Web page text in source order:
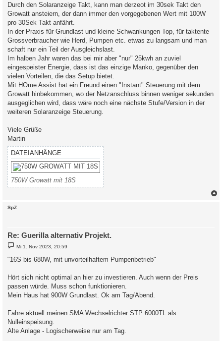
Durch den Solaranzeige Takt, kann man derzeot im 30sek Takt den
Growatt ansteiern, der dann immer den vorgegebenen Wert mit 100W
pro 30Sek Takt anfährt.
In der Praxis für Grundlast und kleine Schwankungen Top, für taktente
Grossverbraucher wie Herd, Pumpen etc. etwas zu langsam und man
schaft nur ein Teil der Ausgleichslast.
Im halben Jahr waren das bei mir aber "nur" 25kwh an zuviel
eingespeister Energie, dass ist das einzige Manko, gegenüber den
vielen Vorteilen, die das Setup bietet.
Mit HOme Assist hat ein Freund einen "Instant" Steuerung mit dem
Growatt hinbekommen, wo der Netzanschluss binnen weniger sekunden
ausgeglichen wird, dass wäre noch eine nächste Stufe/Version in der
weiteren Solaranzeige Steuerung.
Viele Grüße
Martin
DATEIANHÄNGE
750W Growatt mit 18S
SpZ
Re: Guerilla alternativ Projekt.
B
e
i
t
a
g
Mi 1. Nov 2023, 20:59
"16S bis 680W, mit unvorteilhaftem Pumpenbetrieb"
Hört sich nicht optimal an hier zu investieren. Auch wenn der Preis
passen würde. Muss schon funktionieren.
Mein Haus hat 900W Grundlast. Ok am Tag/Abend.
Fahre aktuell meinen SMA Wechselrichter STP 6000TL als
Nulleinspeisung.
Alte Anlage - Logischerweise nur am Tag.